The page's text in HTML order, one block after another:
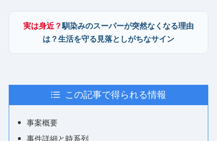
実は身近？馴染みのスーパーが突然なくなる理由
は？生活を守る見落としがちなサイン
この記事で得られる情報
事案概要
事件詳細と時系列